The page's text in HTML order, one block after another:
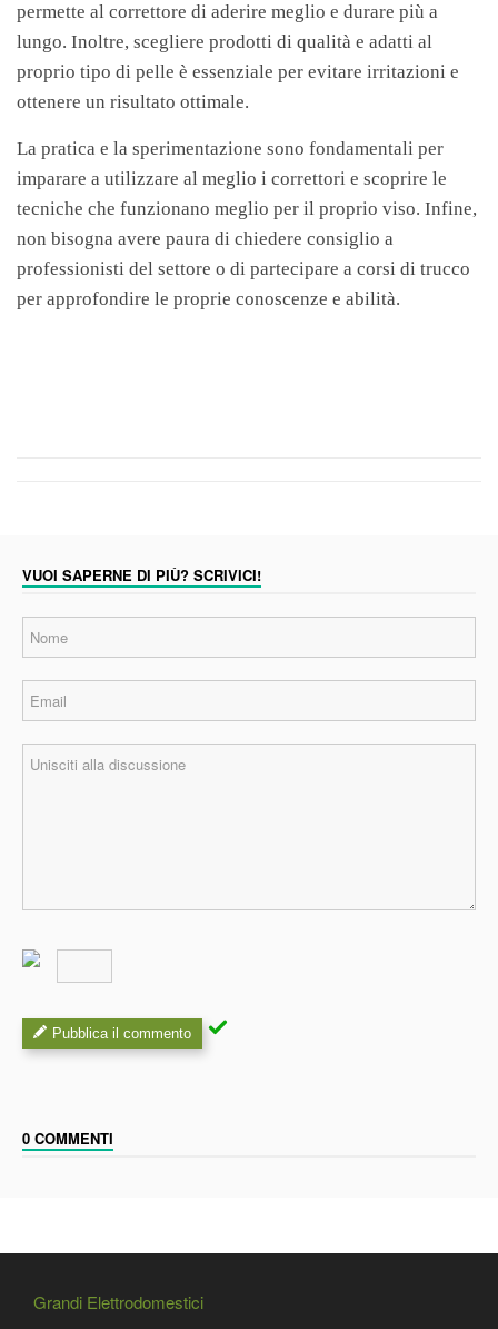
permette al correttore di aderire meglio e durare più a
lungo. Inoltre, scegliere prodotti di qualità e adatti al
proprio tipo di pelle è essenziale per evitare irritazioni e
ottenere un risultato ottimale.
La pratica e la sperimentazione sono fondamentali per
imparare a utilizzare al meglio i correttori e scoprire le
tecniche che funzionano meglio per il proprio viso. Infine,
non bisogna avere paura di chiedere consiglio a
professionisti del settore o di partecipare a corsi di trucco
per approfondire le proprie conoscenze e abilità.
VUOI SAPERNE DI PIÙ? SCRIVICI!
Pubblica il commento
0 COMMENTI
Grandi Elettrodomestici